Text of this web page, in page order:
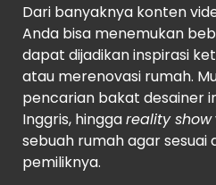
Dari banyaknya konten
Anda bisa menemukan
dapat dijadikan inspirasi
atau merenovasi rumah.
pencarian bakat desainer
Inggris, hinggareality show
sebuah rumah agar sesuai
pemiliknya.